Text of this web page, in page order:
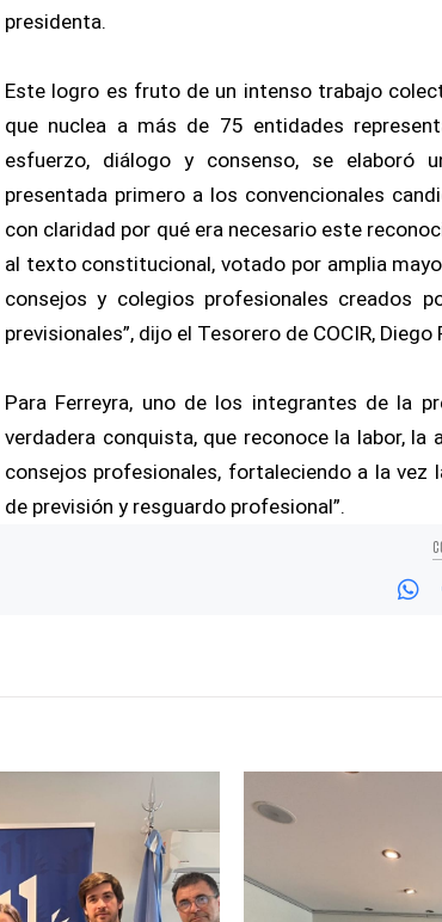
presidenta.
Este logro es fruto de un intenso trabajo
que nuclea a más de 75 entidades
esfuerzo, diálogo y consenso, se elaboró
presentada primero a los convencionales
con claridad por qué era necesario este
al texto constitucional, votado por amplia
consejos y colegios profesionales creados
previsionales”, dijo el Tesorero de COCIR, Diego
Para Ferreyra, uno de los integrantes de la
verdadera conquista, que reconoce la labor,
consejos profesionales, fortaleciendo a la
de previsión y resguardo profesional”.